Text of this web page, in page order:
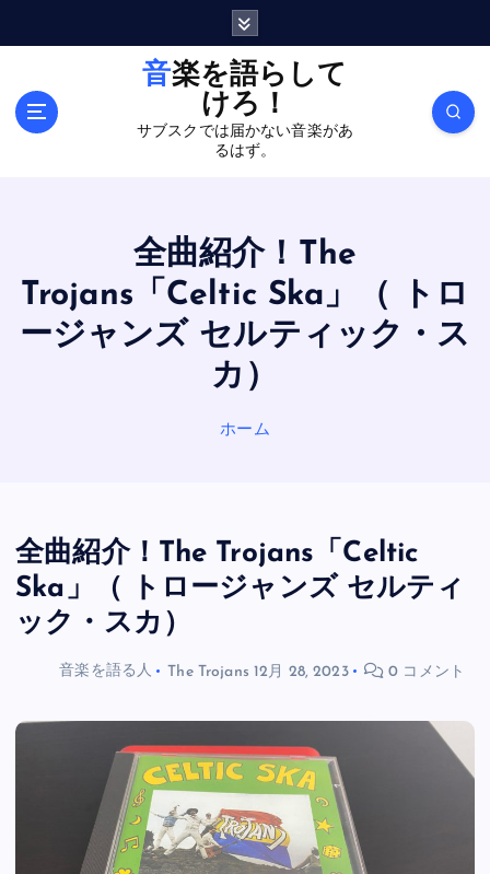
音楽を語らして
けろ！
サブスクでは届かない音楽があ
るはず。
全曲紹介！The
Trojans「Celtic Ska」（ トロ
ージャンズ セルティック・ス
カ）
ホーム
全曲紹介！The Trojans「Celtic
Ska」（ トロージャンズ セルティ
ック・スカ）
音楽を語る人 The Trojans 12月 28, 2023 0 コメント